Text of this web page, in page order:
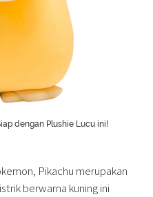
dengan Plushie Lucu ini!
Pikachu merupakan
berwarna kuning ini